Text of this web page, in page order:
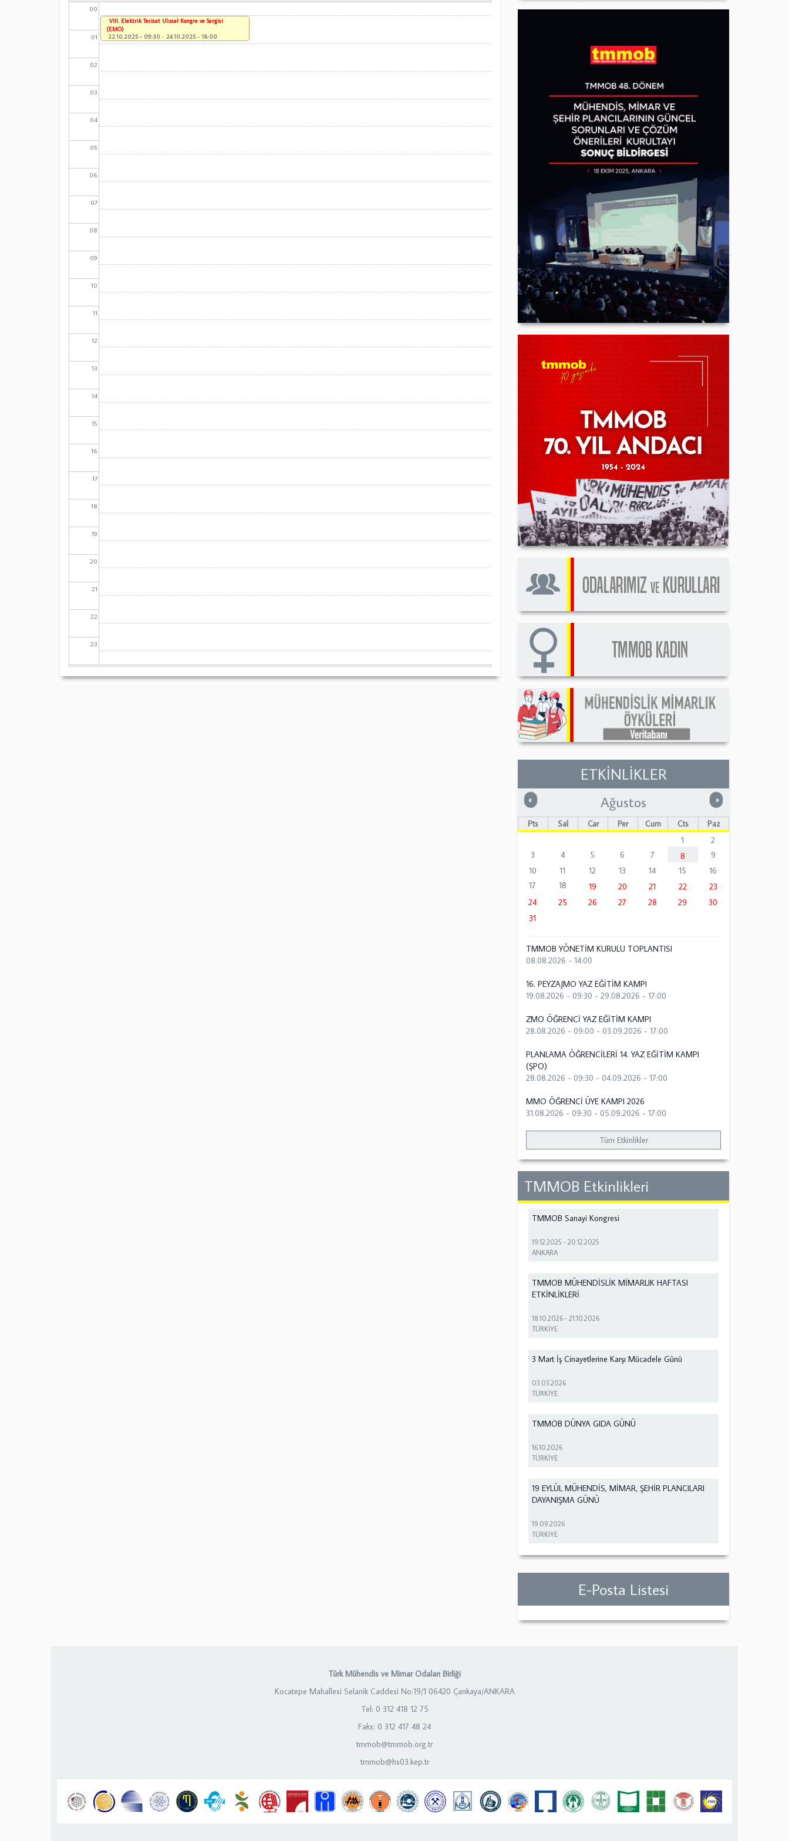
00
01
02
03
04
05
06
07
08
09
10
11
12
13
14
15
16
17
18
19
20
21
22
23
VIII. Elektrik Tesisat Ulusal Kongre ve Sergisi
(EMO)
22.10.2025 - 09:30 - 24.10.2025 - 18:00
ETKİNLİKLER
« Önceki »Sonraki
Ağustos
Pts Sal Çar Per Cum Cts
Paz
1
2
3
4 5 6 7 8
9
10
11 12 13 14 15
16
17
18 19 20 21 22
23
24
25 26 27 28 29
30
31
TMMOB YÖNETİM KURULU TOPLANTISI
08.08.2026 - 14:00
16. PEYZAJMO YAZ EĞİTİM KAMPI
19.08.2026 - 09:30 -29.08.2026 - 17:00
ZMO ÖĞRENCİ YAZ EĞİTİM KAMPI
28.08.2026 - 09:00 -03.09.2026 - 17:00
PLANLAMA ÖĞRENCİLERİ 14. YAZ EĞİTİM KAMPI
(ŞPO)
28.08.2026 - 09:30 -04.09.2026 - 17:00
MMO ÖĞRENCİ ÜYE KAMPI 2026
31.08.2026 - 09:30 -05.09.2026 - 17:00
Tüm Etkinlikler
TMMOB Etkinlikleri
TMMOB Sanayi Kongresi
19.12.2025 -20.12.2025
ANKARA
TMMOB MÜHENDİSLİK MİMARLIK HAFTASI
ETKİNLİKLERİ
18.10.2026 -21.10.2026
TÜRKİYE
3 Mart İş Cinayetlerine Karşı Mücadele Günü
03.03.2026
TÜRKİYE
TMMOB DÜNYA GIDA GÜNÜ
16.10.2026
TÜRKİYE
19 EYLÜL MÜHENDİS, MİMAR, ŞEHİR PLANCILARI
DAYANIŞMA GÜNÜ
19.09.2026
TÜRKİYE
E-Posta Listesi
Türk Mühendis ve Mimar Odaları Birliği
Kocatepe Mahallesi Selanik Caddesi No:19/1 06420 Çankaya/ANKARA
Tel: 0 312 418 12 75
Faks: 0 312 417 48 24
tmmob@tmmob.org.tr
tmmob@hs03.kep.tr